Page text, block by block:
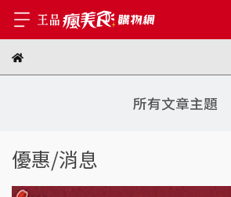
所有文章主題
優惠/消息